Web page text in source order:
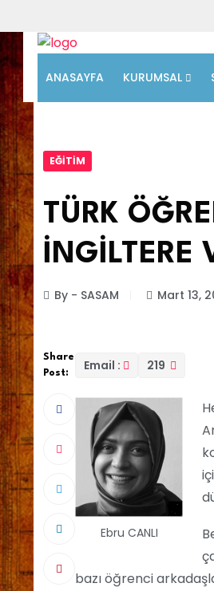
ANASAYFA KURUMSAL
EĞITIM
TÜRK
İNGİLTERE
By - SASAM Mart 13,
Share
Post:
Email : 219
Ebru CANLI
bazı öğrenci